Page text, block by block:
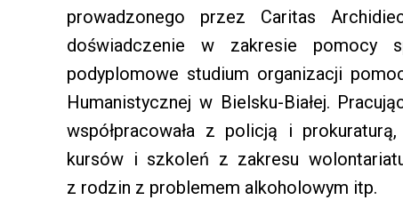
prowadzonego przez Caritas
doświadczenie w zakresie pomocy
podyplomowe studium organizacji
Humanistycznej w Bielsku-Białej.
współpracowała z policją i
kursów i szkoleń z zakresu
z rodzin z problemem alkoholowym itp.